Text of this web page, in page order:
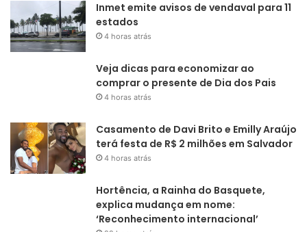
Inmet emite avisos de vendaval para 11
estados
4 horas atrás
Veja dicas para economizar ao
comprar o presente de Dia dos Pais
4 horas atrás
Casamento de Davi Brito e Emilly Araújo
terá festa de R$ 2 milhões em Salvador
4 horas atrás
Hortência, a Rainha do Basquete,
explica mudança em nome:
‘Reconhecimento internacional’